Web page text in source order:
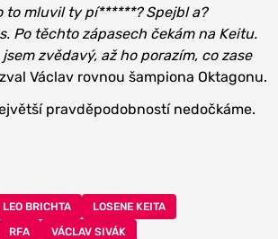
to mluvil ty pí******? Spejbl a?
Po těchto zápasech čekám na Keitu.
zvědavý, až ho porazím, co zase
Václav rovnou šampiona Oktagonu.
pravděpodobností nedočkáme.
LEO BRICHTA
LOSENE KEITA
RFA VÁCLAV SIVÁK